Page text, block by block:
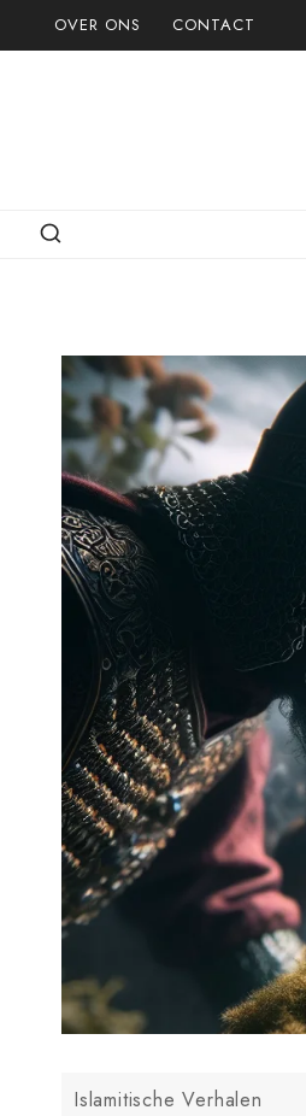
Doorgaan
naar
OVER ONS CONTACT
Islamitische Verhalen